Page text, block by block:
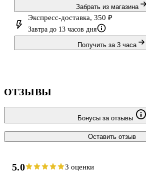
Забрать из магазина
Экспресс-доставка, 350 ₽
Завтра до 13 часов дня
Получить за 3 часа
ОТЗЫВЫ
Бонусы за отзывы
Оставить отзыв
5.0 3 оценки